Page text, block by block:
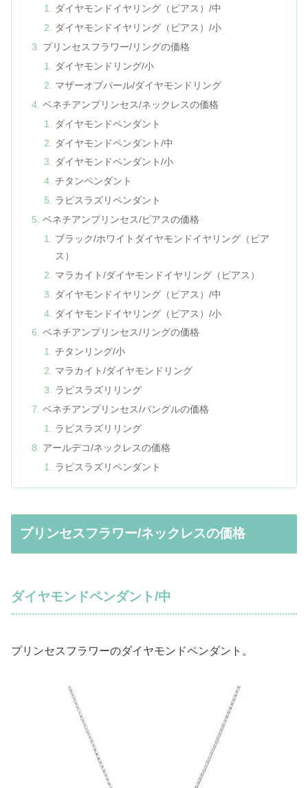
ダイヤモンドイヤリング（ピアス）/中
ダイヤモンドイヤリング（ピアス）/小
プリンセスフラワー/リングの価格
ダイヤモンドリング/小
マザーオブパール/ダイヤモンドリング
ベネチアンプリンセス/ネックレスの価格
ダイヤモンドペンダント
ダイヤモンドペンダント/中
ダイヤモンドペンダント/小
チタンペンダント
ラピスラズリペンダント
ベネチアンプリンセス/ピアスの価格
ブラック/ホワイトダイヤモンドイヤリング（ピア
ス）
マラカイト/ダイヤモンドイヤリング（ピアス）
ダイヤモンドイヤリング（ピアス）/中
ダイヤモンドイヤリング（ピアス）/小
ベネチアンプリンセス/リングの価格
チタンリング/小
マラカイト/ダイヤモンドリング
ラピスラズリリング
ベネチアンプリンセス/バングルの価格
ラピスラズリリング
アールデコ/ネックレスの価格
ラピスラズリペンダント
プリンセスフラワー/ネックレスの価格
ダイヤモンドペンダント/中
プリンセスフラワーのダイヤモンドペンダント。